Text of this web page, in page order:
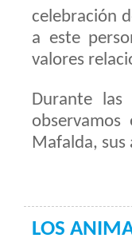
celebración
a este
valores
Durante las
Mafalda,
LOS